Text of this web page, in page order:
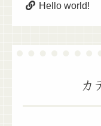
Hello world!
カ